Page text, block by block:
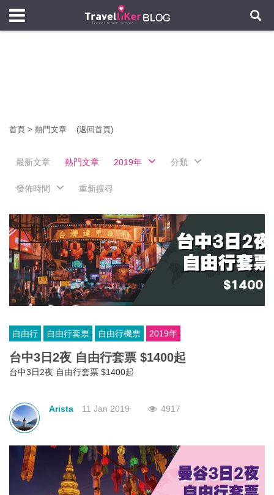
首頁 > 熱門文章 (返回首頁)
最新文章 熱門文章 2019年 分類
發佈時間 重新搜尋
自由行 自由行套票 自由行機票 2019年
台中3日2夜 自由行套票 $1400起
台中3日2夜 自由行套票 $1400起
Arista 11 Jan 2019 4917